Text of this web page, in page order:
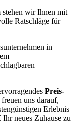
wir Ihnen mit
Ratschläge für
in
Preis-
uns darauf,
Erlebnis
neues Zuhause zu